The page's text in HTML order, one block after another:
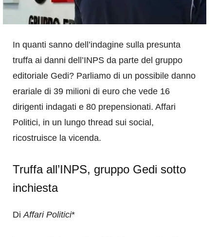
In quanti sanno dell’indagine sulla presunta
truffa ai danni dell’INPS da parte del gruppo
editoriale Gedi? Parliamo di un possibile danno
erariale di 39 milioni di euro che vede 16
dirigenti indagati e 80 prepensionati. Affari
Politici, in un lungo thread sui social,
ricostruisce la vicenda.
Truffa all’INPS, gruppo Gedi sotto
inchiesta
Di Affari Politici*